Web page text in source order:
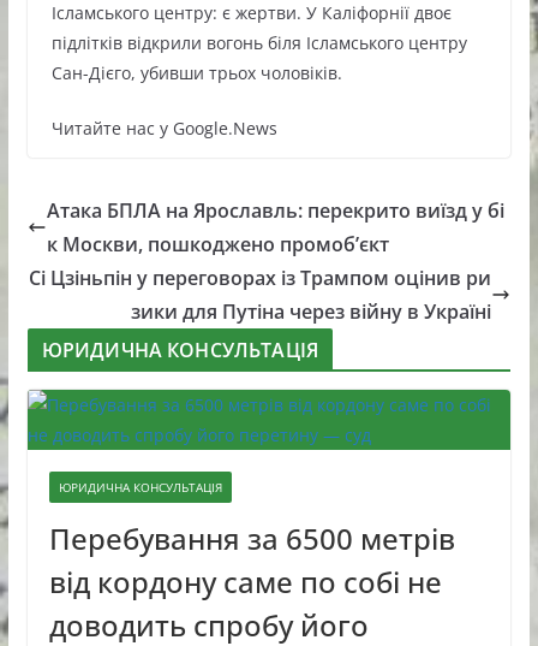
Ісламського центру: є жертви. У Каліфорнії двоє
підлітків відкрили вогонь біля Ісламського центру
Сан-Дієго, убивши трьох чоловіків.
Читайте нас у Google.News
Атака БПЛА на Ярославль: перекрито виїзд у бі
к Москви, пошкоджено промоб’єкт
Сі Цзіньпін у переговорах із Трампом оцінив ри
зики для Путіна через війну в Україні
ЮРИДИЧНА КОНСУЛЬТАЦІЯ
ЮРИДИЧНА КОНСУЛЬТАЦІЯ
Перебування за 6500 метрів
від кордону саме по собі не
доводить спробу його